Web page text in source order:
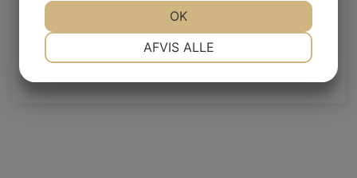
AFVIS ALLE
OK